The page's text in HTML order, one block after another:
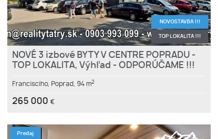
NOVOSTAVBA !!!
TOP LOKALITA !!!
NOVÉ 3 izbové BYTY V CENTRE POPRADU -
TOP LOKALITA, Výhľad - ODPORÚČAME !!!
Francisciho, Poprad, 94 m2
265 000 €
Predaj